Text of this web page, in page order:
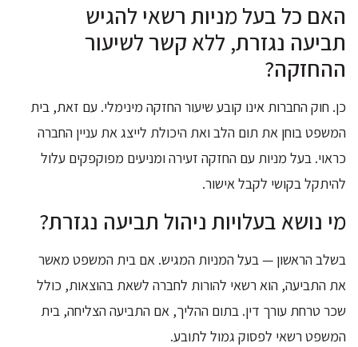
האם כל בעל מניות רשאי להגיש
תביעה נגזרת, ללא קשר לשיעור
ההחזקה?
כן. חוק החברות אינו קובע שיעור החזקה מינימלי. עם זאת, בית
המשפט בוחן את תום הלב ואת היכולת לייצג את עניין החברה
כראוי. בעל מניות עם החזקה זעירה ומניעים מפוקפקים עלול
להיתקל בקושי לקבל אישור.
מי נושא בעלויות ניהול תביעה נגזרת?
בשלב הראשון — בעל המניות המגיש. אם בית המשפט מאשר
את התביעה, הוא רשאי להורות לחברה לשאת בהוצאות, כולל
שכר טרחת עורך דין. בתום ההליך, אם התביעה הצליחה, בית
המשפט רשאי לפסוק גמול לתובע.